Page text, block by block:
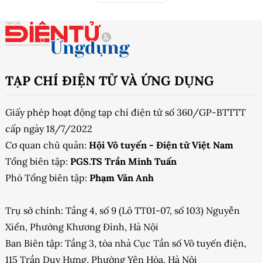
TẠP CHÍ ĐIỆN TỬ VÀ ỨNG DỤNG
Giấy phép hoạt động tạp chí điện tử số 360/GP-BTTTT
cấp ngày 18/7/2022
Cơ quan chủ quản: Hội Vô tuyến - Điện tử Việt Nam
Tổng biên tập: PGS.TS Trần Minh Tuấn
Phó Tổng biên tập: Phạm Văn Anh
Trụ sở chính: Tầng 4, số 9 (Lô TT01-07, số 103) Nguyễn
Xiển, Phường Khương Đình, Hà Nội
Ban Biên tập: Tầng 3, tòa nhà Cục Tần số Vô tuyến điện,
115 Trần Duy Hưng, Phường Yên Hòa, Hà Nội